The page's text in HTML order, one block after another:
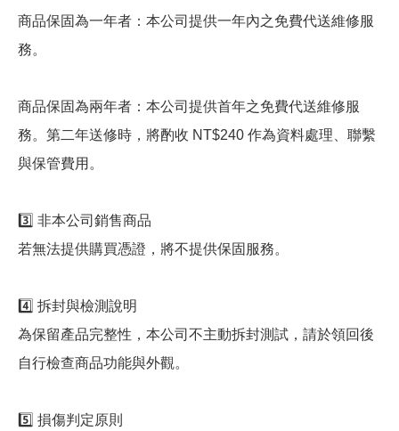
商品保固為一年者：本公司提供一年內之免費代送維修服
務。
商品保固為兩年者：本公司提供首年之免費代送維修服
務。第二年送修時，將酌收 NT$240 作為資料處理、聯繫
與保管費用。
3️⃣ 非本公司銷售商品
若無法提供購買憑證，將不提供保固服務。
4️⃣ 拆封與檢測說明
為保留產品完整性，本公司不主動拆封測試，請於領回後
自行檢查商品功能與外觀。
5️⃣ 損傷判定原則